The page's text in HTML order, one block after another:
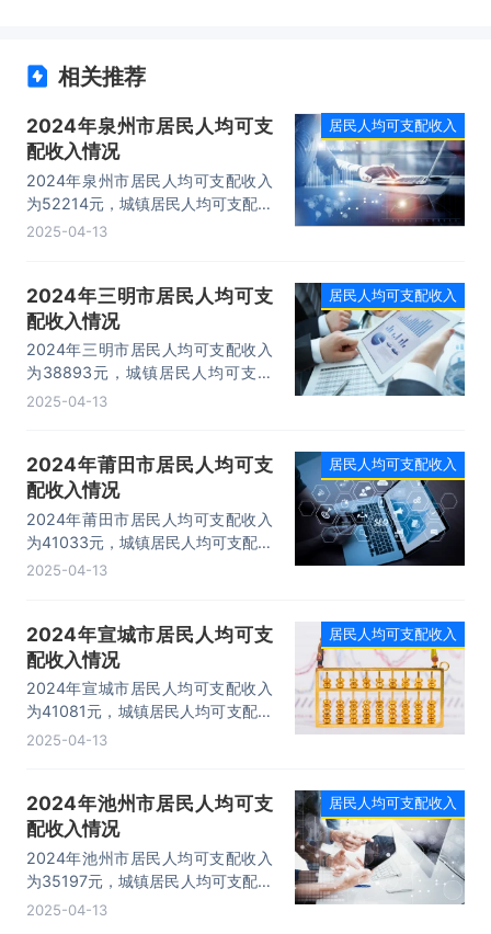
相关推荐
2024年泉州市居民人均可支
配收入情况
2024年泉州市居民人均可支配收入
为52214元，城镇居民人均可支配收
入为63594元，农村居民人均可支
2025-04-13
居民人均可支配收入
2024年三明市居民人均可支
配收入情况
2024年三明市居民人均可支配收入
为38893元，城镇居民人均可支配
收入为48577元，农村居民人均可支
2025-04-13
居民人均可支配收入
2024年莆田市居民人均可支
配收入情况
2024年莆田市居民人均可支配收入
为41033元，城镇居民人均可支配收
入为50677元，农村居民人均可支配
2025-04-13
居民人均可支配收入
2024年宣城市居民人均可支
配收入情况
2024年宣城市居民人均可支配收入
为41081元，城镇居民人均可支配收
入为53678元，农村居民人均可支
2025-04-13
居民人均可支配收入
2024年池州市居民人均可支
配收入情况
2024年池州市居民人均可支配收入
为35197元，城镇居民人均可支配收
入为45525元，农村居民人均可支
2025-04-13
居民人均可支配收入